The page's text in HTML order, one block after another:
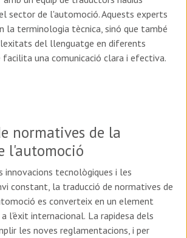
sector de l'automoció. Aquests experts
la terminologia tècnica, sinó que també
del llenguatge en diferents
facilita una comunicació clara i efectiva.
normatives de la
l'automoció
innovacions tecnològiques i les
constant, la traducció de normatives de
es converteix en un element
l'èxit internacional. La rapidesa dels
les noves reglamentacions, i per